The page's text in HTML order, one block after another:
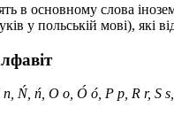
в основному слова
у польській мові), які
ń, O o, Ó ó, P p, R r, S